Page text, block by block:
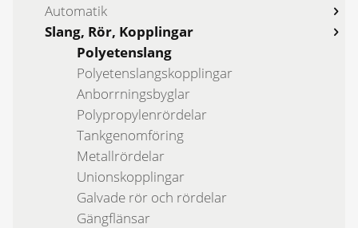
Automatik
Slang, Rör, Kopplingar
Polyetenslang
Polyetenslangs­kopplingar
Anborrnings­byglar
Polypropylen­rördelar
Tankgenom­föring
Metallrördelar
Unionskopplingar
Galvade rör och rördelar
Gängflänsar